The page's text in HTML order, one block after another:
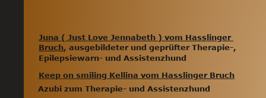
Juna ( Just Love Jennabeth ) vom Hasslinger
Bruch, ausgebildeter und geprüfter Therapie-,
Epilepsiewarn- und Assistenzhund
Keep on smiling Kellina vom Hasslinger Bruch
Azubi zum Therapie- und Assistenzhund